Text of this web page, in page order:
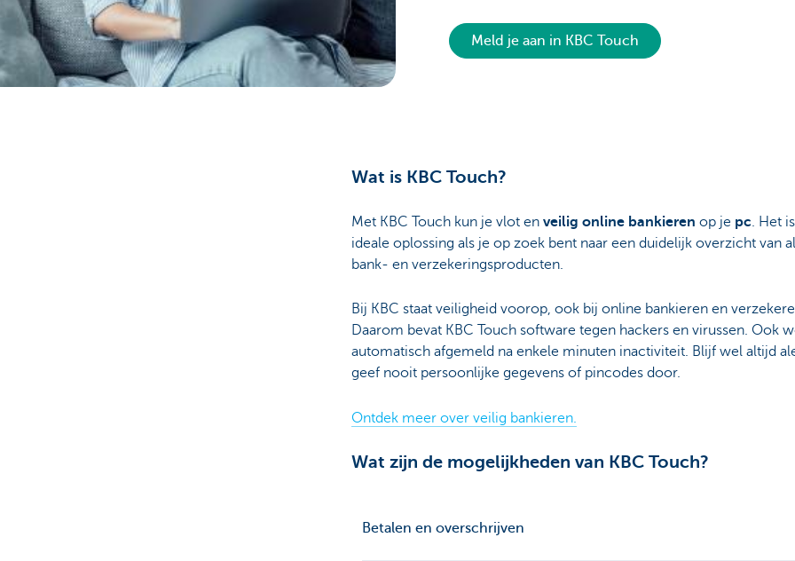
Particulieren
Meld je aan in KBC Touch
Wat is KBC Touch?
Met KBC Touch kun je vlot en veilig online bankieren op je pc. Het
ideale oplossing als je op zoek bent naar een duidelijk overzicht van
bank- en verzekeringsproducten.
Bij KBC staat veiligheid voorop, ook bij online bankieren en
Daarom bevat KBC Touch software tegen hackers en virussen. Ook
automatisch afgemeld na enkele minuten inactiviteit. Blijf wel altijd
geef nooit persoonlijke gegevens of pincodes door.
Ontdek meer over veilig bankieren.
Wat zijn de mogelijkheden van KBC Touch?
Betalen en overschrijven